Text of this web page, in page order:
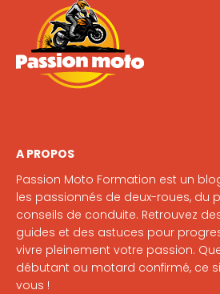
A PROPOS
Passion Moto Formation est un
les passionnés de deux-roues, du
conseils de conduite. Retrouvez
guides et des astuces pour
vivre pleinement votre passion.
débutant ou motard confirmé, ce
vous !